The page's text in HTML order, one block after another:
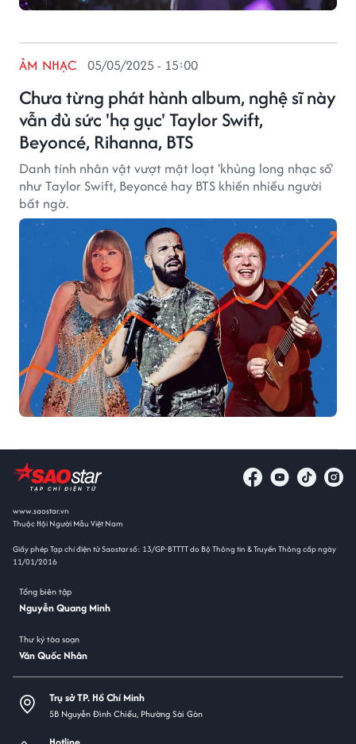
Chưa từng phát hành album, nghệ sĩ này
vẫn đủ sức 'hạ gục' Taylor Swift,
Beyoncé, Rihanna, BTS
ÂM NHẠC 05/05/2025 - 15:00
Danh tính nhân vật vượt mặt loạt 'khủng long nhạc số'
như Taylor Swift, Beyoncé hay BTS khiến nhiều người
bất ngờ.
www.saostar.vn
Thuộc Hội Người Mẫu Việt Nam
Giấy phép Tạp chí điện tử Saostar số: 13/GP-BTTTT do Bộ Thông tin & Truyền Thông cấp ngày
11/01/2016
Tổng biên tập
Nguyễn Quang Minh
Thư ký tòa soạn
Văn Quốc Nhân
Trụ sở TP. Hồ Chí Minh
5B Nguyễn Đình Chiểu, Phường Sài Gòn